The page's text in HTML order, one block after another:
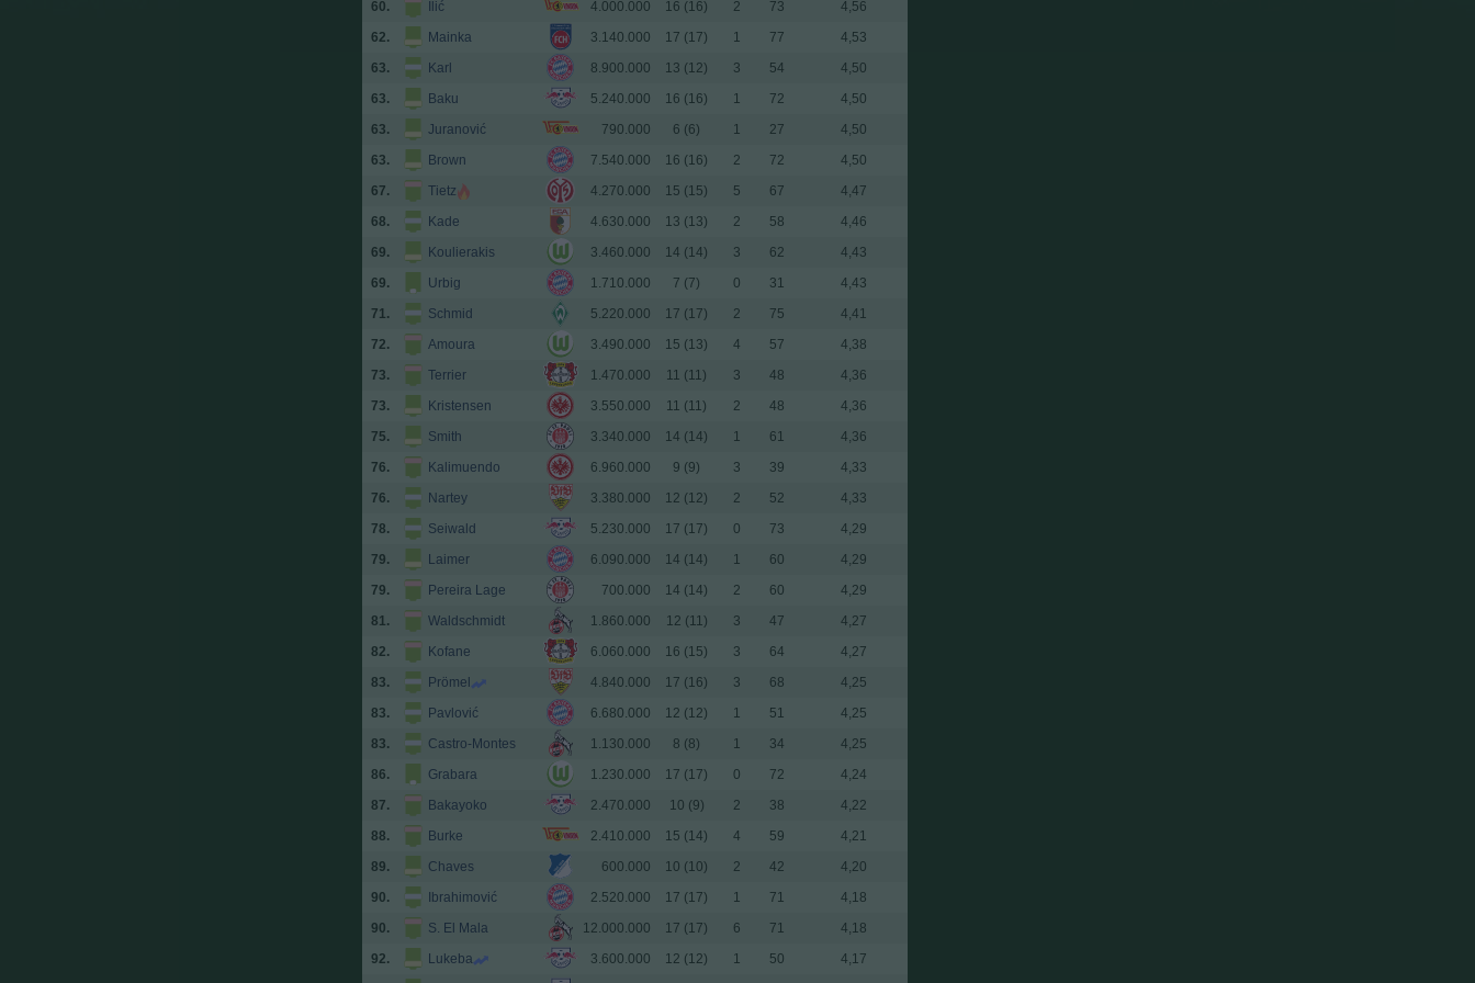
60.
Ilić 4.000.000 16 (16) 2 73
4,56
62.
Mainka 3.140.000 17 (17) 1 77
4,53
63.
Karl 8.900.000 13 (12) 3 54
4,50
63.
Baku 5.240.000 16 (16) 1 72
4,50
63.
Juranović 790.000 6 (6) 1 27
4,50
63.
Brown 7.540.000 16 (16) 2 72
4,50
67.
Tietz 4.270.000 15 (15) 5 67
4,47
68.
Kade 4.630.000 13 (13) 2 58
4,46
69.
Koulierakis 3.460.000 14 (14) 3 62
4,43
69.
Urbig 1.710.000 7 (7) 0 31
4,43
71.
Schmid 5.220.000 17 (17) 2 75
4,41
72.
Amoura 3.490.000 15 (13) 4 57
4,38
73.
Terrier 1.470.000 11 (11) 3 48
4,36
73.
Kristensen 3.550.000 11 (11) 2 48
4,36
75.
Smith 3.340.000 14 (14) 1 61
4,36
76.
Kalimuendo 6.960.000 9 (9) 3 39
4,33
76.
Nartey 3.380.000 12 (12) 2 52
4,33
78.
Seiwald 5.230.000 17 (17) 0 73
4,29
79.
Laimer 6.090.000 14 (14) 1 60
4,29
79.
Pereira Lage 700.000 14 (14) 2 60
4,29
81.
Waldschmidt 1.860.000 12 (11) 3 47
4,27
82.
Kofane 6.060.000 16 (15) 3 64
4,27
83.
Prömel 4.840.000 17 (16) 3 68
4,25
83.
Pavlović 6.680.000 12 (12) 1 51
4,25
83.
Castro-Montes 1.130.000 8 (8) 1 34
4,25
86.
Grabara 1.230.000 17 (17) 0 72
4,24
87.
Bakayoko 2.470.000 10 (9) 2 38
4,22
88.
Burke 2.410.000 15 (14) 4 59
4,21
89.
Chaves 600.000 10 (10) 2 42
4,20
90.
Ibrahimović 2.520.000 17 (17) 1 71
4,18
90.
S. El Mala 12.000.000 17 (17) 6 71
4,18
92.
Lukeba 3.600.000 12 (12) 1 50
4,17